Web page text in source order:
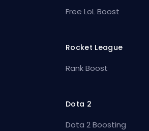
Free LoL Boost
Rocket League
Rank Boost
Dota 2
Dota 2 Boosting